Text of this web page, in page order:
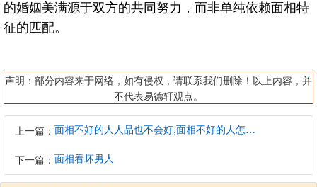
的婚姻美满源于双方的共同努力，而非单纯依赖面相特
征的匹配。
声明：部分内容来于网络，如有侵权，请联系我们删除！以上内容，并
不代表易德轩观点。
上一篇： 面相不好的人人品也不会好,面相不好的人怎么办
下一篇： 面相看坏男人